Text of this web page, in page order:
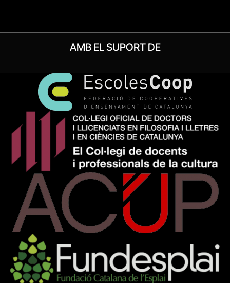
AMB EL SUPORT DE